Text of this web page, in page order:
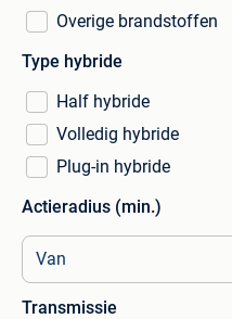
Overige brandstoffen
Type hybride
Half hybride
Volledig hybride
Plug-in hybride
Actieradius (min.)
Transmissie